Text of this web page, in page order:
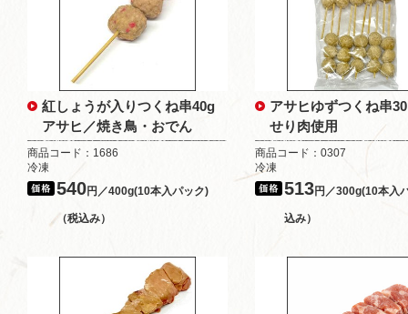
紅しょうが入りつくね串40g
アサヒ／焼き鳥・おでん
商品コード：1686
冷凍
540円／400g(10本入パック)
（税込み）
アサヒゆずつくね串
せり肉使用
商品コード：0307
冷凍
513円／300g(10本入
込み）